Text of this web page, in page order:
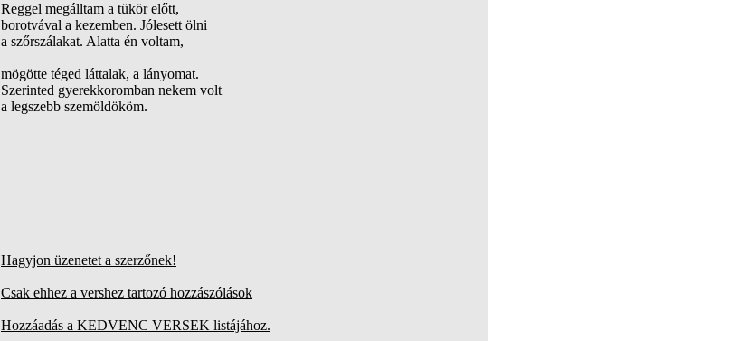
Reggel megálltam a tükör előtt,
borotvával a kezemben. Jólesett ölni
a szőrszálakat. Alatta én voltam,
mögötte téged láttalak, a lányomat.
Szerinted gyerekkoromban nekem volt
a legszebb szemöldököm.
Hagyjon üzenetet a szerzőnek!
Csak ehhez a vershez tartozó hozzászólások
Hozzáadás a KEDVENC VERSEK listájához.